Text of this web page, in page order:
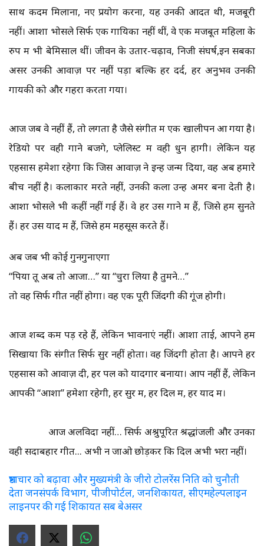
साथ कदम मिलाना, नए प्रयोग करना, यह उनकी आदत थी, मजबूरी
नहीं। आशा भोसले सिर्फ एक गायिका नहीं थीं, वे एक मजबूत महिला के
रुप में भी बेमिसाल थीं। जीवन के उतार-चढ़ाव, निजी संघर्ष,इन सबका
असर उनकी आवाज़ पर नहीं पड़ा बल्कि हर दर्द, हर अनुभव उनकी
गायकी को और गहरा करता गया।
आज जब वे नहीं हैं, तो लगता है जैसे संगीत में एक खालीपन आ गया है।
रेडियो पर वही गाने बजेंगे, प्लेलिस्ट में वही धुनें होंगी। लेकिन यह
एहसास हमेशा रहेगा कि जिस आवाज़ ने इन्हें जन्म दिया, वह अब हमारे
बीच नहीं है। कलाकार मरते नहीं, उनकी कला उन्हें अमर बना देती है।
आशा भोसले भी कहीं नहीं गई हैं। वे हर उस गाने में हैं, जिसे हम सुनते
हैं। हर उस याद में हैं, जिसे हम महसूस करते हैं।
अब जब भी कोई गुनगुनाएगा
“पिया तू अब तो आजा…” या “चुरा लिया है तुमने…”
तो वह सिर्फ गीत नहीं होगा। वह एक पूरी जिंदगी की गूंज होगी।
आज शब्द कम पड़ रहे हैं, लेकिन भावनाएं नहीं। आशा ताई, आपने हमें
सिखाया कि संगीत सिर्फ सुर नहीं होता। वह जिंदगी होता है। आपने हर
एहसास को आवाज़ दी, हर पल को यादगार बनाया। आप नहीं हैं, लेकिन
आपकी “आशा” हमेशा रहेगी, हर सुर में, हर दिल में, हर याद में।
आज अलविदा नहीं… सिर्फ अश्रुपूरित श्रद्धांजली और उनका
वही सदाबहार गीत... अभी न जाओ छोड़कर कि दिल अभी भरा नहीं।
भ्रष्टाचार को बढ़ावा और मुख्यमंत्री के जीरो टोलरेंस निति को चुनौती
देता जनसंपर्क विभाग, पीजीपोर्टल, जनशिकायत, सीएमहेल्पलाइन
लाइनपर की गई शिकायत सब बेअसर